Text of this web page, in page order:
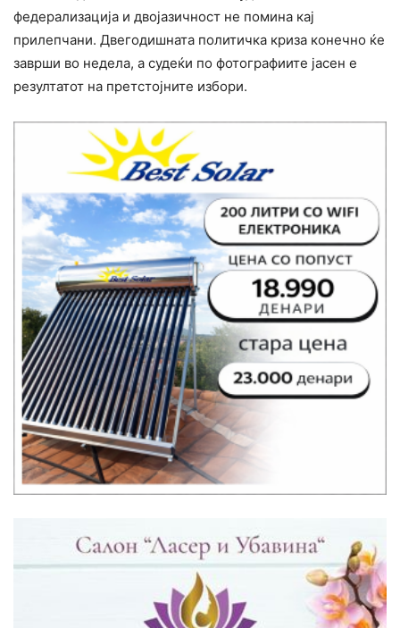
федерализација и двојазичност не помина кај
прилепчани. Двегодишната политичка криза конечно ќе
заврши во недела, а судеќи по фотографиите јасен е
резултатот на претстојните избори.